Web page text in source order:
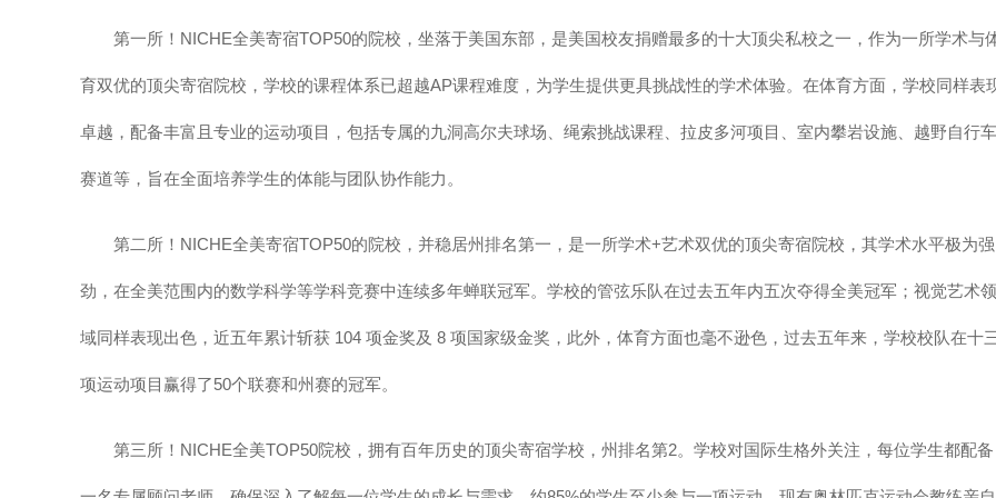
第一所！NICHE全美寄宿TOP50的院校，坐落于美国东部，是美国校友捐赠最多的十大顶尖私校之一，作为一所学术与
育双优的顶尖寄宿院校，学校的课程体系已超越AP课程难度，为学生提供更具挑战性的学术体验。在体育方面，学校同样表
卓越，配备丰富且专业的运动项目，包括专属的九洞高尔夫球场、绳索挑战课程、拉皮多河项目、室内攀岩设施、越野自行车
赛道等，旨在全面培养学生的体能与团队协作能力。
第二所！NICHE全美寄宿TOP50的院校，并稳居州排名第一，是一所学术+艺术双优的顶尖寄宿院校，其学术水平极为强
劲，在全美范围内的数学科学等学科竞赛中连续多年蝉联冠军。学校的管弦乐队在过去五年内五次夺得全美冠军；视觉艺术领
域同样表现出色，近五年累计斩获 104 项金奖及 8 项国家级金奖，此外，体育方面也毫不逊色，过去五年来，学校校队在十
项运动项目赢得了50个联赛和州赛的冠军。
第三所！NICHE全美TOP50院校，拥有百年历史的顶尖寄宿学校，州排名第2。学校对国际生格外关注，每位学生都配备